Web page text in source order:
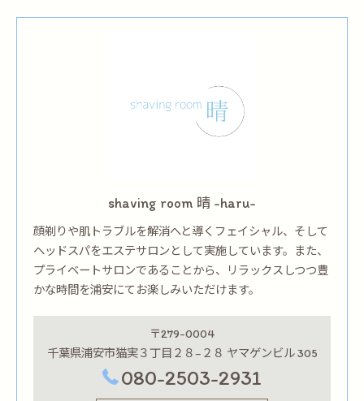
shaving room 晴 -haru-
顔剃りや肌トラブルを解消へと導くフェイシャル、そして
ヘッドスパをエステサロンとして実施しています。また、
プライベートサロンであることから、リラックスしつつ豊
かな時間を浦安にてお楽しみいただけます。
〒279-0004
千葉県浦安市猫実３丁目２８−２８ ヤマゲンビル 305
080-2503-2931